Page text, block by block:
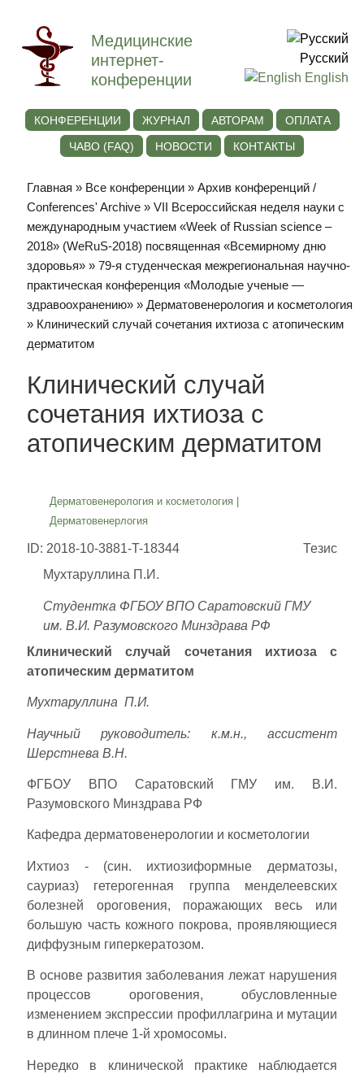
Медицинские
интернет-
конференции
Русский
English
КОНФЕРЕНЦИИ ЖУРНАЛ АВТОРАМ
ОПЛАТА
ЧАВО (FAQ)
НОВОСТИ КОНТАКТЫ
Главная » Все конференции »Архив конференций /
Conferences' Archive »VII Всероссийская неделя науки с
международным участием «Week of Russian science –
2018» (WeRuS-2018) посвященная «Всемирному дню
здоровья» »79-я студенческая межрегиональная научно-
практическая конференция «Молодые ученые —
здравоохранению» »Дерматовенерология и косметология
» Клинический случай сочетания ихтиоза с атопическим
дерматитом
Клинический случай
сочетания ихтиоза с
атопическим дерматитом
Дерматовенерология и косметология
Дерматовенерлогия
ID: 2018-10-3881-T-18344
Тезис
Мухтаруллина П.И.
Студентка ФГБОУ ВПО Саратовский ГМУ
им. В.И. Разумовского Минздрава РФ
Клинический случай сочетания ихтиоза с
атопическим дерматитом
Мухтаруллина П.И.
Научный руководитель: к.м.н., ассистент
Шерстнева В.Н.
ФГБОУ ВПО Саратовский ГМУ им. В.И.
Разумовского Минздрава РФ
Кафедра дерматовенерологии и косметологии
Ихтиоз - (син. ихтиозиформные дерматозы,
сауриаз) гетерогенная группа менделеевских
болезней ороговения, поражающих весь или
большую часть кожного покрова, проявляющиеся
диффузным гиперкератозом.
В основе развития заболевания лежат нарушения
процессов ороговения, обусловленные
изменением экспрессии профиллагрина и мутации
в длинном плече 1-й хромосомы.
Нередко в клинической практике наблюдается